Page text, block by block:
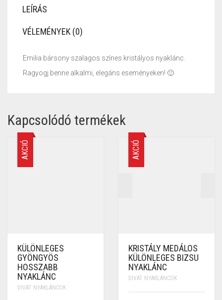
LEÍRÁS
VÉLEMÉNYEK (0)
Emilia bársony szalagos színes kristályos nyaklánc.
Ragyogj benne alkalmi, elegáns eseményeken! 🙂
Kapcsolódó termékek
AKCIÓ
KÜLÖNLEGES
GYÖNGYÖS
HOSSZABB
NYAKLÁNC
DIVAT NYAKLÁNCOK
AKCIÓ
KRISTÁLY MEDÁLOS
KÜLÖNLEGES BIZSU
NYAKLÁNC
DIVAT NYAKLÁNCOK